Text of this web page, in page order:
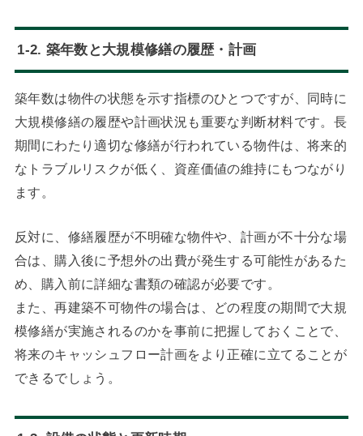
1-2. 築年数と大規模修繕の履歴・計画
築年数は物件の状態を示す指標のひとつですが、同時に
大規模修繕の履歴や計画状況も重要な判断材料です。長
期間にわたり適切な修繕が行われている物件は、将来的
なトラブルリスクが低く、資産価値の維持にもつながり
ます。
反対に、修繕履歴が不明確な物件や、計画が不十分な場
合は、購入後に予想外の出費が発生する可能性があるた
め、購入前に詳細な書類の確認が必要です。
また、再建築不可物件の場合は、どの程度の期間で大規
模修繕が実施されるのかを事前に把握しておくことで、
将来のキャッシュフロー計画をより正確に立てることが
できるでしょう。